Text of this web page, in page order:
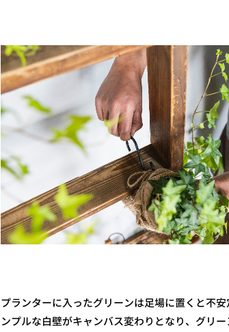
プランターに入ったグリーンは足場に置くと不
ンプルな白壁がキャンバス変わりとなり、グリ